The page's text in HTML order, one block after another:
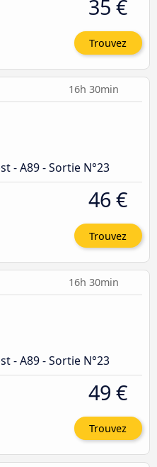
35 €
Trouvez
16h 30min
- A89 - Sortie N°23
46 €
Trouvez
16h 30min
- A89 - Sortie N°23
49 €
Trouvez